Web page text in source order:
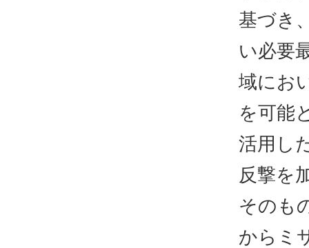
基づき
い必要
域にお
を可能
活用し
反撃を
そのも
からミ